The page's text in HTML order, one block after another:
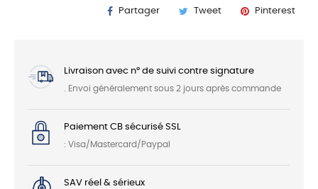
Partager Tweet Pinterest
Livraison avec n° de suivi contre signature
. Envoi généralement sous 2 jours après commande
Paiement CB sécurisé SSL
: Visa/Mastercard/Paypal
SAV réel & sérieux